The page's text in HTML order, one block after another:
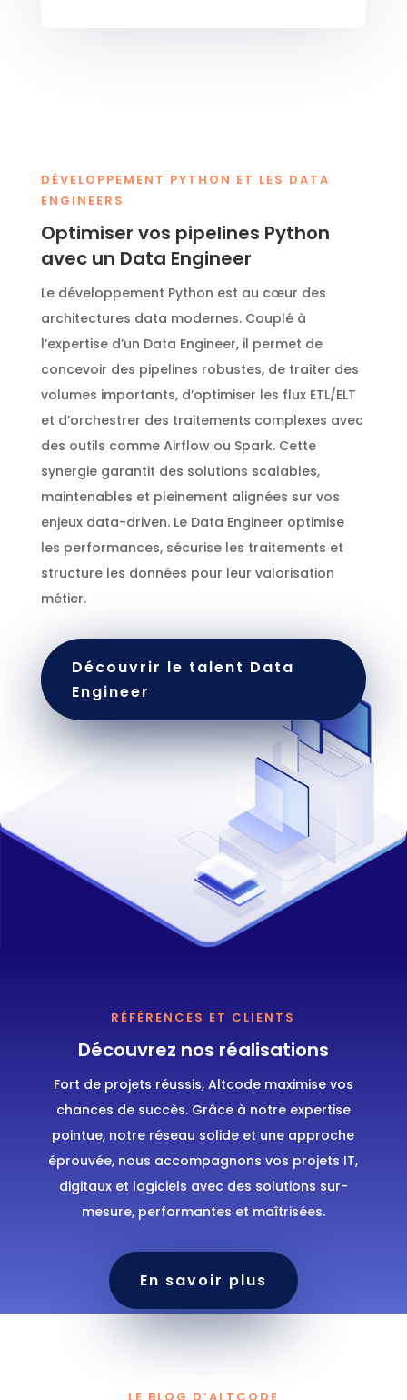
DÉVELOPPEMENT PYTHON ET LES DATA
ENGINEERS
Optimiser vos pipelines Python
avec un Data Engineer
Le développement Python est au cœur des
architectures data modernes. Couplé à
l’expertise d’un Data Engineer, il permet de
concevoir des pipelines robustes, de traiter des
volumes importants, d’optimiser les flux ETL/ELT
et d’orchestrer des traitements complexes avec
des outils comme Airflow ou Spark. Cette
synergie garantit des solutions scalables,
maintenables et pleinement alignées sur vos
enjeux data-driven. Le Data Engineer optimise
les performances, sécurise les traitements et
structure les données pour leur valorisation
métier.
Découvrir le talent Data
Engineer
RÉFÉRENCES ET CLIENTS
Découvrez nos réalisations
Fort de projets réussis, Altcode maximise vos
chances de succès. Grâce à notre expertise
pointue, notre réseau solide et une approche
éprouvée, nous accompagnons vos projets IT,
digitaux et logiciels avec des solutions sur-
mesure, performantes et maîtrisées.
En savoir plus